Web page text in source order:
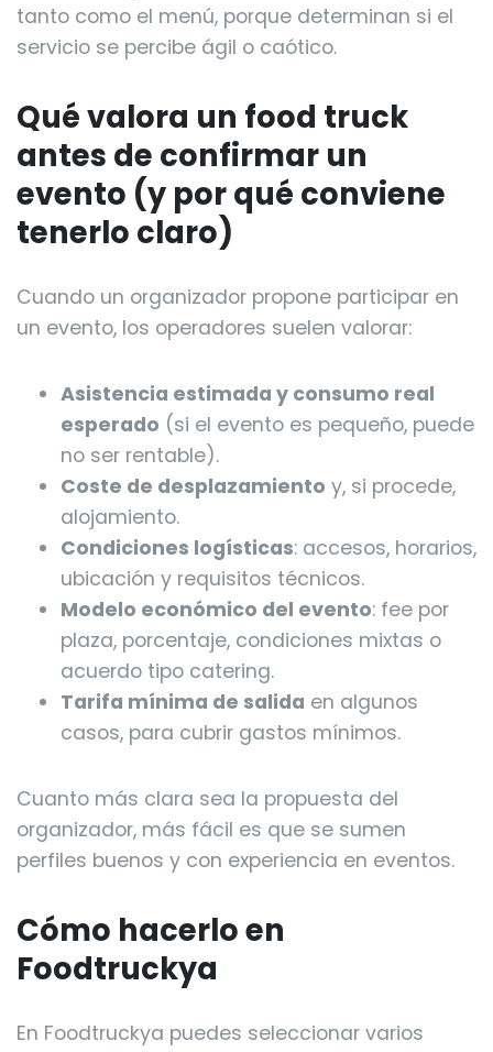
tanto como el menú, porque determinan si el
servicio se percibe ágil o caótico.
Qué valora un food truck
antes de confirmar un
evento (y por qué conviene
tenerlo claro)
Cuando un organizador propone participar en
un evento, los operadores suelen valorar:
Asistencia estimada y consumo real
esperado (si el evento es pequeño, puede
no ser rentable).
Coste de desplazamiento y, si procede,
alojamiento.
Condiciones logísticas: accesos, horarios,
ubicación y requisitos técnicos.
Modelo económico del evento: fee por
plaza, porcentaje, condiciones mixtas o
acuerdo tipo catering.
Tarifa mínima de salida en algunos
casos, para cubrir gastos mínimos.
Cuanto más clara sea la propuesta del
organizador, más fácil es que se sumen
perfiles buenos y con experiencia en eventos.
Cómo hacerlo en
Foodtruckya
En Foodtruckya puedes seleccionar varios